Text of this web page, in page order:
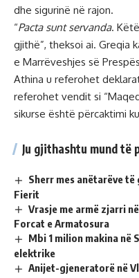
dhe sigurinë në rajon.
“Pacta sunt servanda.
gjithë”, theksoi ai. Greqia
e Marrëveshjes së
Athina u referohet
referohet vendit si
sikurse është përcaktimi
Ju gjithashtu mund të
Sherr mes anëtarëve
Fierit
Vrasje me armë zjarri
Forcat e Armatosura
Mbi 1 milion makina në
elektrike
Anijet-gjeneratorë në